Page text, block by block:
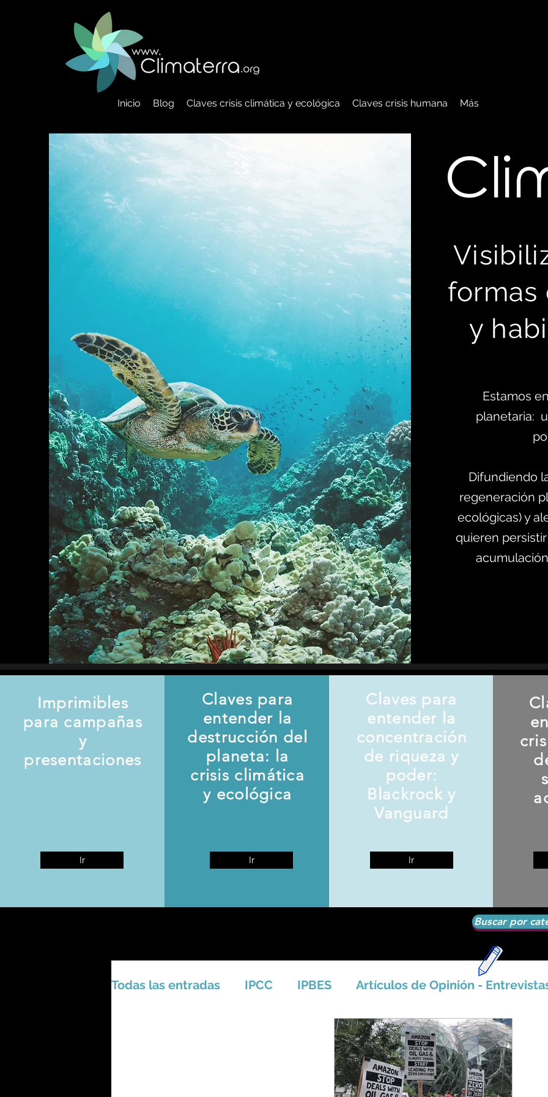
Inicio Blog Claves crisis climática y ecológica Claves crisis humana Más
C
formas
y
Estamos
planetaria:
Difundiendo
regeneración
ecológicas) y
quieren
Imprimibles
para campañas
y
presentaciones
Ir
Claves para
entender la
destrucción del
planeta: la
crisis climática
y ecológica
Ir
Claves para
entender la
concentración
de riqueza y
poder:
Blackrock y
Vanguard
Ir
Buscar por
Todas las entradas IPCC IPBES Artículos de Opinión -
Seguridad Alimentaria-Agua-Dieta
Amazonas - Selvas tropicales - Bosq Artico - Antártida - Glaciares